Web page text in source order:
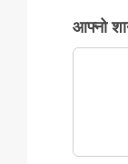
आफ्नो